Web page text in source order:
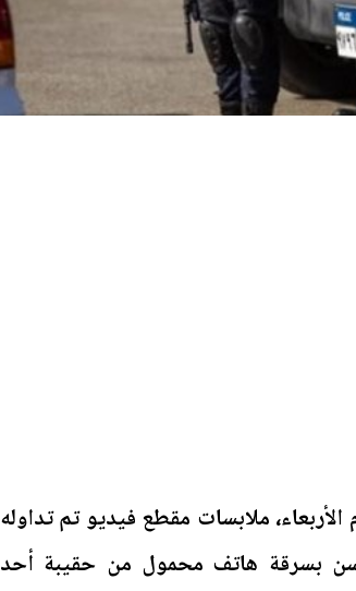
الأربعاء، ملابسات مقطع فيديو تم تداوله
بسرقة هاتف محمول من حقيبة أحد